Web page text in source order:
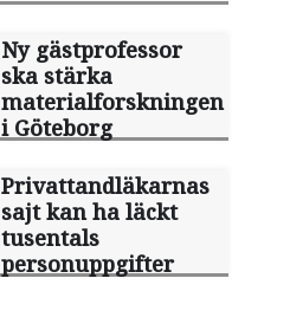
Ny gästprofessor
ska stärka
materialforskningen
i Göteborg
Privattandläkarnas
sajt kan ha läckt
tusentals
personuppgifter